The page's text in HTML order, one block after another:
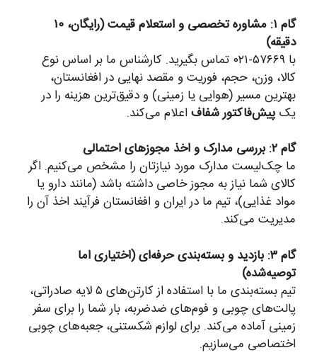
گام ۱: مشاوره تخصصی و استعلام قیمت (رایگان، ۱۰
دقیقه)
با ۵۷۶۶۹-۰۲۱ تماس بگیرید. کارشناس ما بر اساس نوع
کالا، وزن، حجم، فوریت و مقصد نهایی در افغانستان،
بهترین مسیر (هوایی یا زمینی) و دقیق‌ترین هزینه را در
یک پیش‌فاکتور شفافاعلام می‌کند.
گام ۲: بررسی مدارک و اخذ مجوزهای احتمالی
ما چک‌لیست مدارک مورد نیازتان را مشخص می‌کنیم. اگر
کالای شما نیاز به مجوز خاصی داشته باشد (مانند دارو یا
مواد غذایی)، تیم ما در ایران و افغانستان فرآیند اخذ آن را
مدیریت می‌کند.
گام ۳: بازدید و بسته‌بندی حرفه‌ای (اختیاری اما
توصیه‌شده)
تیم بسته‌بندی ما با استفاده از کارتن‌های ۵ لایه صادراتی،
پالت‌های چوبی و فوم‌های ضدضربه، بار شما را برای سفر
زمینی آماده می‌کند. برای لوازم شکستنی، جعبه‌های چوبی
اختصاصی می‌سازیم.